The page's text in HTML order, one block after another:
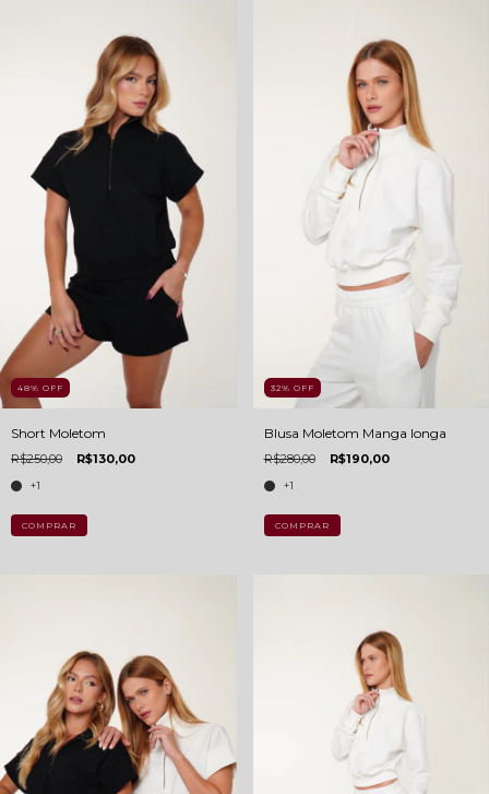
48% OFF
Short Moletom
R$250,00 R$130,00
+1
COMPRAR
32% OFF
Blusa Moletom Manga longa
R$280,00 R$190,00
+1
COMPRAR